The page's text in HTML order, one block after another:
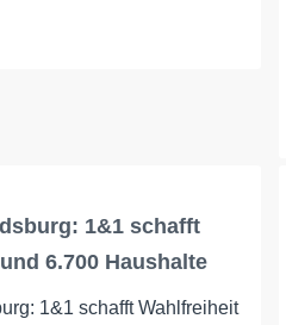
1&1 schafft
6.700 Haushalte
1&1 schafft Wahlfreiheit